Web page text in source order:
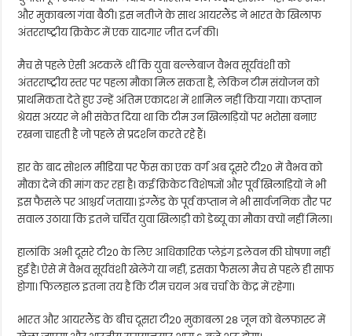
और मुकाबला गंवा बैठी। इस नतीजे के साथ आयरलैंड ने भारत के खिलाफ
अंतरराष्ट्रीय क्रिकेट में एक यादगार जीत दर्ज की।
मैच से पहले ऐसी अटकलें थीं कि युवा बल्लेबाज वैभव सूर्यवंशी को
अंतरराष्ट्रीय स्तर पर पहला मौका मिल सकता है, लेकिन टीम संयोजन को
प्राथमिकता देते हुए उन्हें अंतिम एकादश में शामिल नहीं किया गया। कप्तान
श्रेयस अय्यर ने भी संकेत दिया था कि टीम उन खिलाड़ियों पर भरोसा बनाए
रखना चाहती है जो पहले से प्रदर्शन करते रहे हैं।
हार के बाद सोशल मीडिया पर फैंस का एक वर्ग अब दूसरे टी20 में वैभव को
मौका देने की मांग कर रहा है। कई क्रिकेट विशेषज्ञों और पूर्व खिलाड़ियों ने भी
इस फैसले पर आश्चर्य जताया। इंग्लैंड के पूर्व कप्तान ने भी सार्वजनिक तौर पर
सवाल उठाया कि इतने चर्चित युवा खिलाड़ी को डेब्यू का मौका क्यों नहीं मिला।
हालांकि अभी दूसरे टी20 के लिए आधिकारिक प्लेइंग इलेवन की घोषणा नहीं
हुई है। ऐसे में वैभव सूर्यवंशी खेलेंगे या नहीं, इसका फैसला मैच से पहले ही साफ
होगा। फिलहाल इतना तय है कि टीम चयन अब चर्चा के केंद्र में रहेगा।
भारत और आयरलैंड के बीच दूसरा टी20 मुकाबला 28 जून को बेलफास्ट में